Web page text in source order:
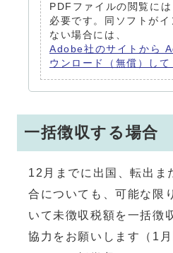
PDFファイルの閲覧に
必要です。同ソフトが
ない場合には、
Adobe社のサイトから
ウンロード（無償）して
一括徴収する場合
12月までに出国、転出ま
合についても、可能な限
いて未徴収税額を一括徴
協力をお願いします（1